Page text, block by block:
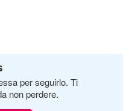
per seguirlo. Ti
non perdere.